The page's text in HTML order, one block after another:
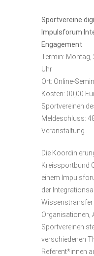
Sportvereine
Impulsforum
Engagement
Termin: Montag,
Uhr
Ort: Online-
Kosten: 00,00
Sportvereinen
Meldeschluss:
Veranstaltung
Die
Kreissportbund
einem
der
Wissenstransfer
Organisationen,
Sportvereinen
verschiedenen
Referent*innen